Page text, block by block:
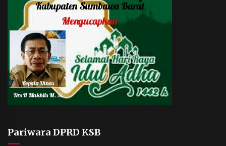
Pariwara DPRD KSB